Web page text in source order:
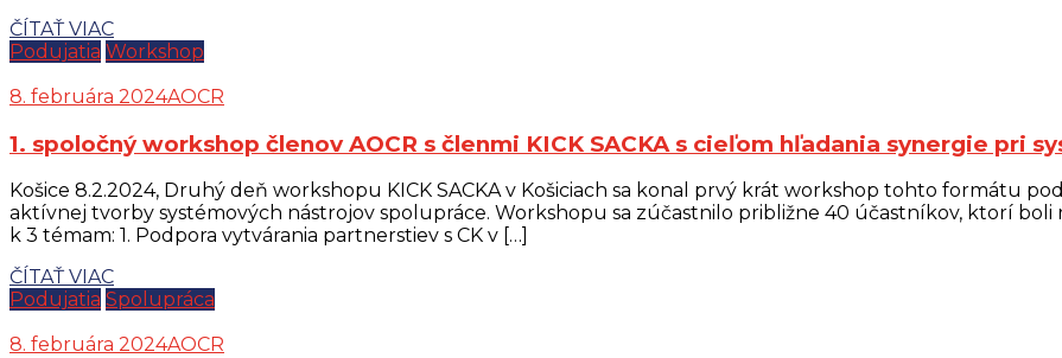
ČÍTAŤ VIAC
Podujatia Workshop
8. februára 2024AOCR
1. spoločný workshop členov AOCR s členmi KICK SACKA s cieľom hľadania synergie pri
Košice 8.2.2024, Druhý deň workshopu KICK SACKA v Košiciach sa konal prvý krát workshop tohto formátu
aktívnej tvorby systémových nástrojov spolupráce. Workshopu sa zúčastnilo približne 40 účastníkov, ktorí
k 3 témam: 1. Podpora vytvárania partnerstiev s CK v […]
ČÍTAŤ VIAC
Podujatia Spolupráca
8. februára 2024AOCR